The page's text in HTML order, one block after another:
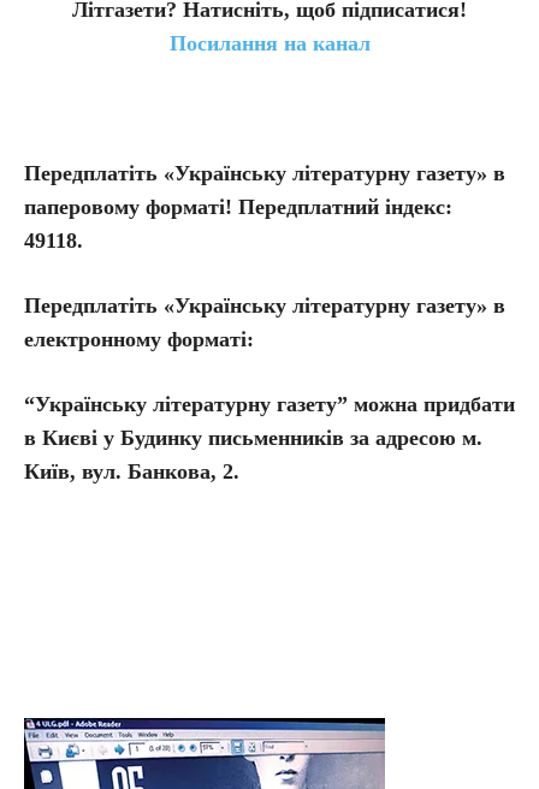
Літгазети? Натисніть, щоб підписатися!
Посилання на канал
Передплатіть «Українську літературну газету» в
паперовому форматі! Передплатний індекс:
49118.
Передплатіть «Українську літературну газету» в
електронному форматі:
“Українську літературну газету” можна придбати
в Києві у Будинку письменників за адресою м.
Київ, вул. Банкова, 2.